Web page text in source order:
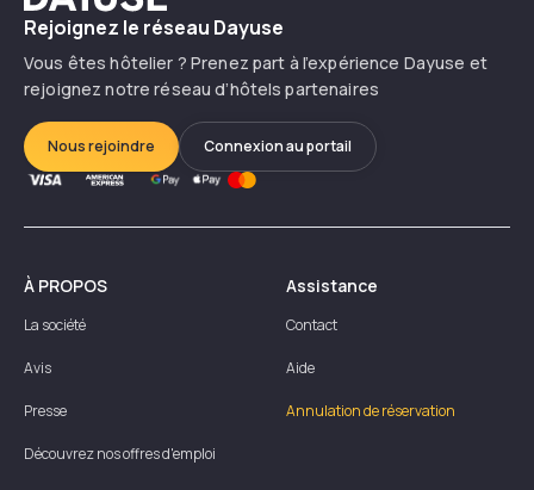
Rejoignez le réseau Dayuse
Vous êtes hôtelier ? Prenez part à l’expérience Dayuse et
rejoignez notre réseau d’hôtels partenaires
Nous rejoindre Connexion au portail
À PROPOS
La société
Avis
Presse
Découvrez nos offres d'emploi
Assistance
Contact
Aide
Annulation de réservation